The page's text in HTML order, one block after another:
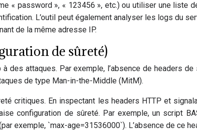
« password », « 123456 », etc.) ou utiliser une liste
L’outil peut également analyser les logs du
de la même adresse IP.
de sûreté)
des attaques. Par exemple, l’absence de headers
de type Man-in-the-Middle (MitM).
critiques. En inspectant les headers HTTP et
configuration de sûreté. Par exemple, un script
exemple, `max-age=31536000`). L’absence de ce